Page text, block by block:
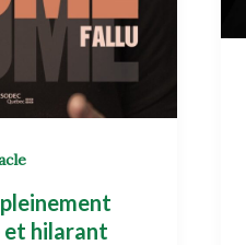
pleinement
et hilarant